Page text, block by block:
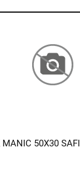
MANIC 50X30 SAFI